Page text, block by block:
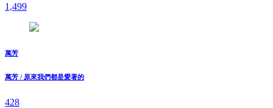
1,499
萬芳
萬芳 / 原來我們都是愛著的
428